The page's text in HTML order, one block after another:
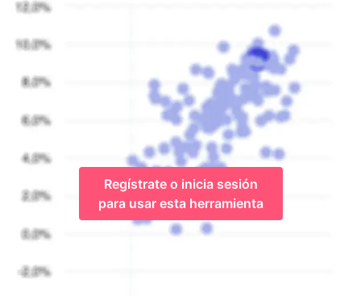
Regístrate o inicia sesión
para usar esta herramienta